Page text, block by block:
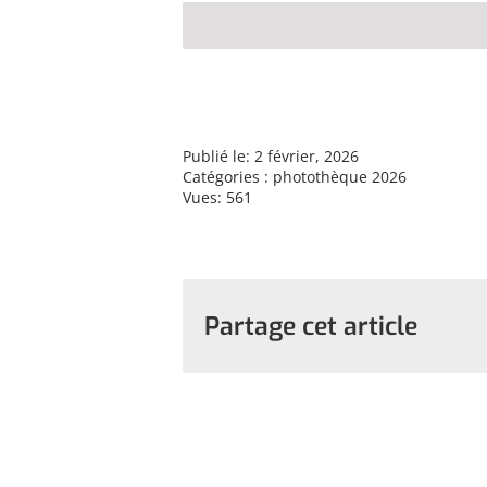
Publié le: 2 février, 2026
Catégories : photothèque 2026
Vues: 561
Partage cet article